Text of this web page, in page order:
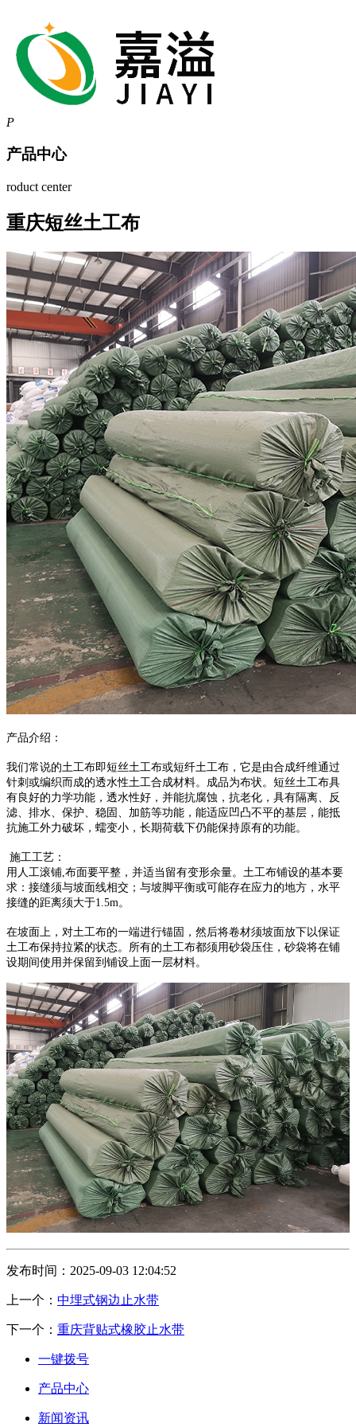
P
产品中心
roduct center
重庆短丝土工布
产品介绍：
我们常说的土工布即短丝土工布或短纤土工布，它是由合成纤维通过
针刺或编织而成的透水性土工合成材料。成品为布状。短丝土工布具
有良好的力学功能，透水性好，并能抗腐蚀，抗老化，具有隔离、反
滤、排水、保护、稳固、加筋等功能，能适应凹凸不平的基层，能抵
抗施工外力破坏，蠕变小，长期荷载下仍能保持原有的功能。
施工工艺：
用人工滚铺,布面要平整，并适当留有变形余量。土工布铺设的基本要
求：接缝须与坡面线相交；与坡脚平衡或可能存在应力的地方，水平
接缝的距离须大于1.5m。
在坡面上，对土工布的一端进行锚固，然后将卷材须坡面放下以保证
土工布保持拉紧的状态。所有的土工布都须用砂袋压住，砂袋将在铺
设期间使用并保留到铺设上面一层材料。
发布时间：2025-09-03 12:04:52
上一个： 中埋式钢边止水带
下一个： 重庆背贴式橡胶止水带
一键拨号
产品中心
新闻资讯